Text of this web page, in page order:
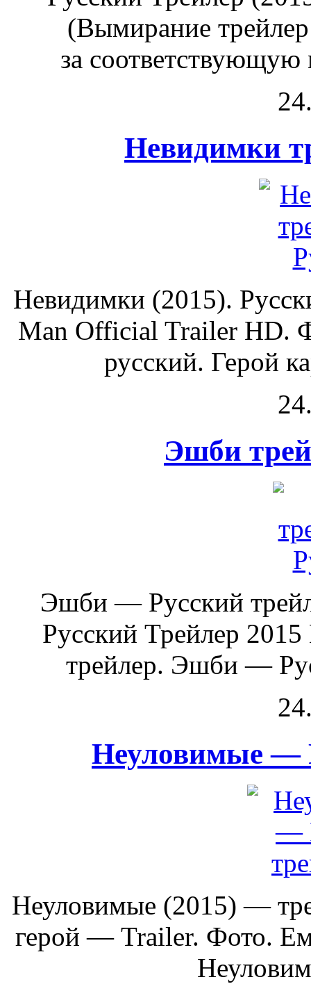
(Вымирание
за соответствующую
Невидимки
Невидимки (2015).
Man Official Trailer HD.
русский. Герой
Эшби
Эшби — Русский
Русский Трейлер
трейлер. Эшби —
Неуловимые —
Неуловимые (2015) —
герой — Trailer. Фото.